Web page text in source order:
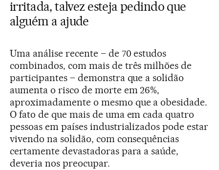
irritada, talvez esteja pedindo que
alguém a ajude
Uma análise recente – de 70 estudos
combinados, com mais de três milhões de
participantes – demonstra que a solidão
aumenta o risco de morte em 26%,
aproximadamente o mesmo que a obesidade.
O fato de que mais de uma em cada quatro
pessoas em países industrializados pode estar
vivendo na solidão, com consequências
certamente devastadoras para a saúde,
deveria nos preocupar.